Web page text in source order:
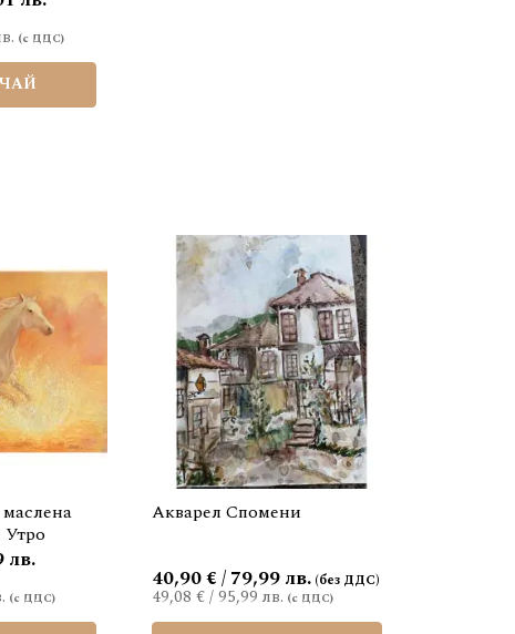
Утро
лв.
Акварел Спомени
49,08 €/95,99 лв.
40,90 € / 79,99 лв.